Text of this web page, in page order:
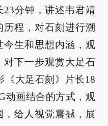
分钟，讲述韦君靖
程，对石刻进行溯
今生和思想内涵，观
对下一步观赏大足石
《大足石刻》片长18
动画结合的方式，观
给人视觉震撼，展